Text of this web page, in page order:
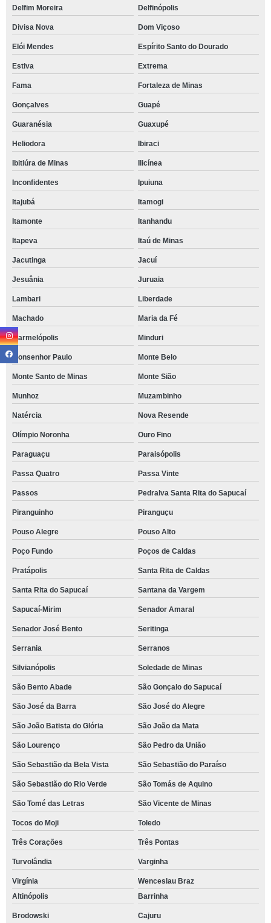
Delfim Moreira Delfinópolis
Divisa Nova Dom Viçoso
Elói Mendes Espírito Santo do Dourado
Estiva Extrema
Fama Fortaleza de Minas
Gonçalves Guapé
Guaranésia Guaxupé
Heliodora Ibiraci
Ibitiúra de Minas Ilicínea
Inconfidentes Ipuiuna
Itajubá Itamogi
Itamonte Itanhandu
Itapeva Itaú de Minas
Jacutinga Jacuí
Jesuânia Juruaia
Lambari Liberdade
Machado Maria da Fé
Marmelópolis Minduri
Monsenhor Paulo Monte Belo
Monte Santo de Minas Monte Sião
Munhoz Muzambinho
Natércia Nova Resende
Olímpio Noronha Ouro Fino
Paraguaçu Paraisópolis
Passa Quatro Passa Vinte
Passos Pedralva Santa Rita do Sapucaí
Piranguinho Piranguçu
Pouso Alegre Pouso Alto
Poço Fundo Poços de Caldas
Pratápolis Santa Rita de Caldas
Santa Rita do Sapucaí Santana da Vargem
Sapucaí-Mirim Senador Amaral
Senador José Bento Seritinga
Serrania Serranos
Silvianópolis Soledade de Minas
São Bento Abade São Gonçalo do Sapucaí
São José da Barra São José do Alegre
São João Batista do Glória São João da Mata
São Lourenço São Pedro da União
São Sebastião da Bela Vista São Sebastião do Paraíso
São Sebastião do Rio Verde São Tomás de Aquino
São Tomé das Letras São Vicente de Minas
Tocos do Moji Toledo
Três Corações Três Pontas
Turvolândia Varginha
Virgínia
Wenceslau Braz
Altinópolis
Barrinha
Brodowski Cajuru